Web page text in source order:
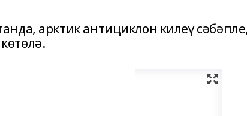
арктик антициклон килеү сәбәпле,